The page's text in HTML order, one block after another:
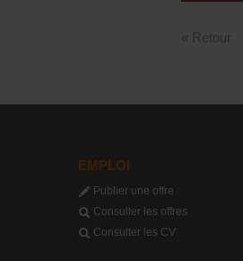
« Retour
EMPLOI
Publier une offre
Consulter les offres
Consulter les CV